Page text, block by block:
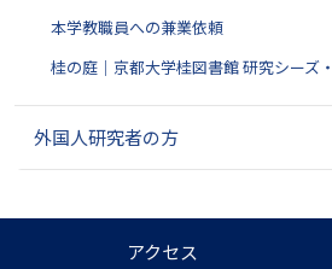
本学教職員への兼業依頼
桂の庭｜京都大学桂図書館 研究シーズ
外国人研究者の方
アクセス